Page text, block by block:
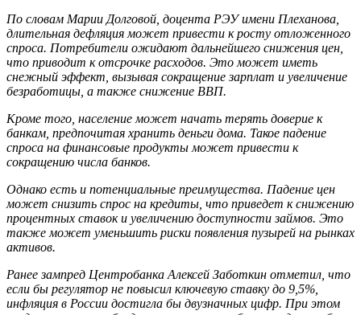
По словам Марии Долговой, доцента РЭУ имени Плеханова,
длительная дефляция может привести к росту отложенного
спроса. Потребители ожидают дальнейшего снижения цен,
что приводит к отсрочке расходов. Это может иметь
снежный эффект, вызывая сокращение зарплат и увеличение
безработицы, а также снижение ВВП.
Кроме того, население может начать терять доверие к
банкам, предпочитая хранить деньги дома. Такое падение
спроса на финансовые продукты может привести к
сокращению числа банков.
Однако есть и потенциальные преимущества. Падение цен
может снизить спрос на кредиты, что приведет к снижению
процентных ставок и увеличению доступности займов. Это
также может уменьшить риски появления пузырей на рынках
активов.
Ранее зампред Центробанка Алексей Заботкин отметил, что
если бы регулятор не повысил ключевую ставку до 9,5%,
инфляция в России достигла бы двузначных цифр. При этом